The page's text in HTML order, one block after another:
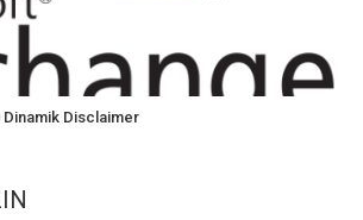
Dinamik Disclaimer